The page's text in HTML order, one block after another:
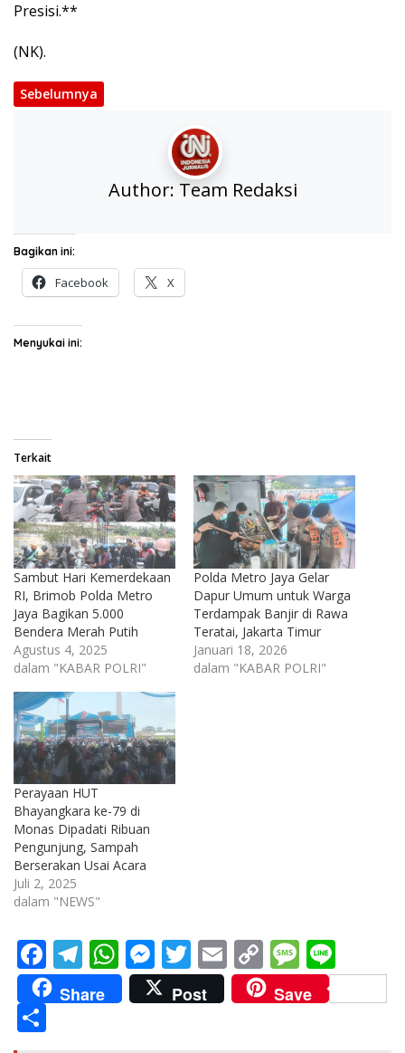
Presisi.**
(NK).
Sebelumnya
Author: Team Redaksi
Bagikan ini:
Facebook X
Menyukai ini:
Terkait
Sambut Hari Kemerdekaan
RI, Brimob Polda Metro
Jaya Bagikan 5.000
Bendera Merah Putih
Agustus 4, 2025
dalam "KABAR POLRI"
Polda Metro Jaya Gelar
Dapur Umum untuk Warga
Terdampak Banjir di Rawa
Teratai, Jakarta Timur
Januari 18, 2026
dalam "KABAR POLRI"
Perayaan HUT
Bhayangkara ke-79 di
Monas Dipadati Ribuan
Pengunjung, Sampah
Berserakan Usai Acara
Juli 2, 2025
dalam "NEWS"
F
ac
e
T
el
e
W
h
at
M
e
ss
T
w
itt
E
m
ai
C
o
p
M
e
ss
n
e
Share Post Save